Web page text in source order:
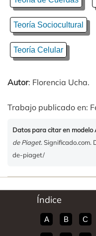
Teoría Sociocultural
Teoría Celular
Autor: Florencia Ucha.
Trabajo publicado en:
Datos para citar en modelo
de Piaget. Significado.com.
de-piaget/
Índice
A B C